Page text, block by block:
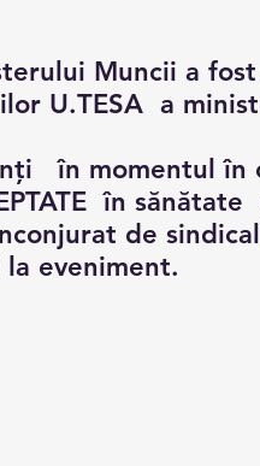
Muncii a
U.TESA  a
în momentul în
în sănătate
de
eveniment.